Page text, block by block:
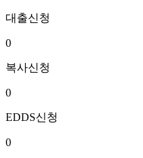
대출신청
0
복사신청
0
EDDS신청
0